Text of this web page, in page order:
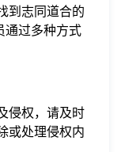
到志同道合的
通过多种方式
侵权，请及时
或处理侵权内